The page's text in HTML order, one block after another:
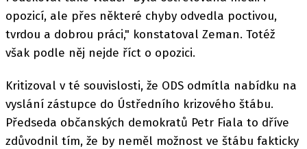
opozicí, ale přes některé chyby odvedla poctivou,
tvrdou a dobrou práci," konstatoval Zeman. Totéž
však podle něj nejde říct o opozici.
Kritizoval v té souvislosti, že ODS odmítla nabídku na
vyslání zástupce do Ústředního krizového štábu.
Předseda občanských demokratů Petr Fiala to dříve
zdůvodnil tím, že by neměl možnost ve štábu fakticky